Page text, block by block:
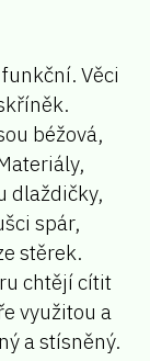
Věci
béžová,
dlaždičky,
spár,
stěrek.
chtějí cítit
využitou a
a stísněný.